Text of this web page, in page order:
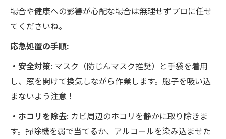
場合や健康への影響が心配な場合は無理せずプロに任せ
てくださいね。
応急処置の手順:
・安全対策: マスク（防じんマスク推奨）と手袋を着用
し、窓を開けて換気しながら作業します。胞子を吸い込
まないよう注意！
・ホコリを除去: カビ周辺のホコリを静かに取り除きま
す。掃除機を弱で当てるか、アルコールを染み込ませた